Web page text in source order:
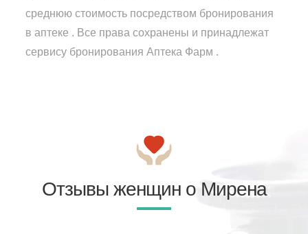
среднюю стоимость посредством бронирования
в аптеке . Все права сохранены и принадлежат
сервису бронирования Аптека Фарм .
Отзывы женщин о Мирена